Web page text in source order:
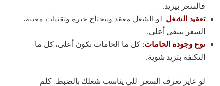
فالسعر بيزيد.
تعقيد الشغل: لو الشغل معقد وبيحتاج خبرة وتقنيات معينة،
السعر بيبقى أعلى.
نوع وجودة الخامات: كل ما الخامات تكون أعلى، كل ما
التكلفة بتزيد شوية.
لو عايز تعرف السعر اللي يناسب شغلك بالضبط، كلم